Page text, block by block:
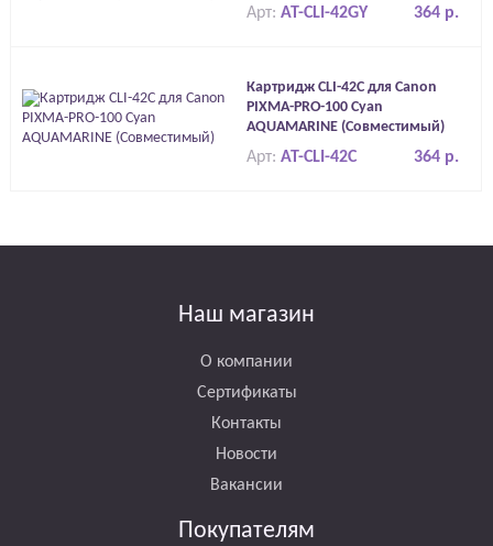
364 р.
Арт:AT-CLI-42GY
Картридж CLI-42C для Canon
PIXMA-PRO-100 Cyan
AQUAMARINE (Совместимый)
364 р.
Арт:AT-CLI-42C
Наш магазин
О компании
Сертификаты
Контакты
Новости
Вакансии
Покупателям